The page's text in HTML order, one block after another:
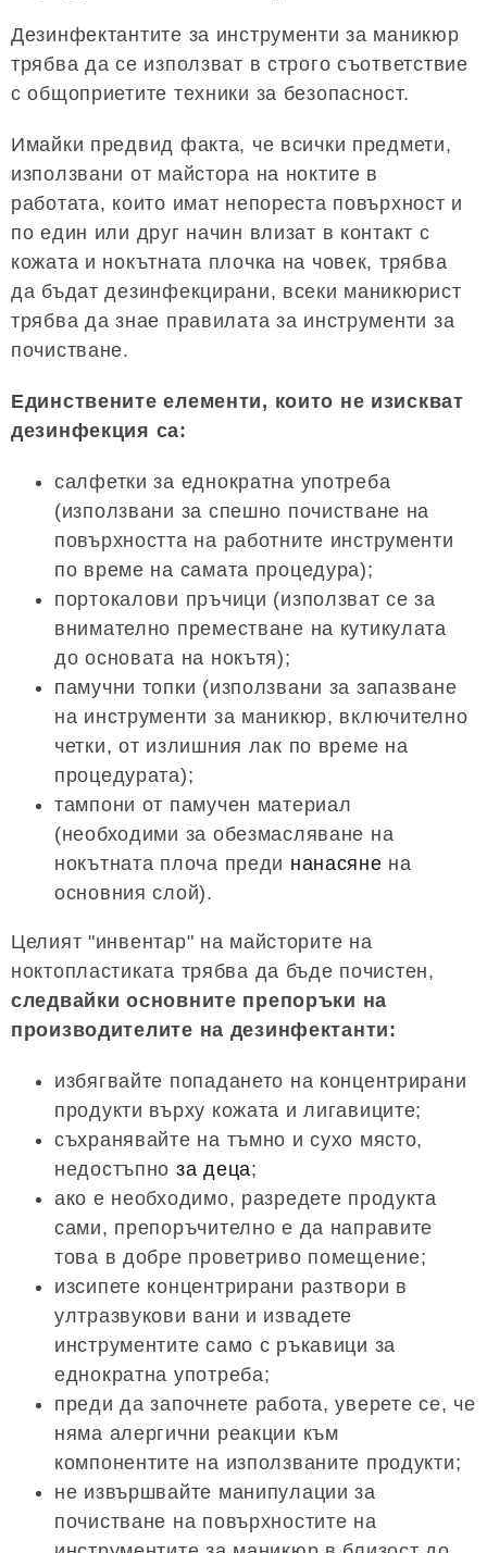
Дезинфектантите за инструменти за маникюр
трябва да се използват в строго съответствие
с общоприетите техники за безопасност.
Имайки предвид факта, че всички предмети,
използвани от майстора на ноктите в
работата, които имат непореста повърхност и
по един или друг начин влизат в контакт с
кожата и нокътната плочка на човек, трябва
да бъдат дезинфекцирани, всеки маникюрист
трябва да знае правилата за инструменти за
почистване.
Единствените елементи, които не изискват
дезинфекция са:
салфетки за еднократна употреба
(използвани за спешно почистване на
повърхността на работните инструменти
по време на самата процедура);
портокалови пръчици (използват се за
внимателно преместване на кутикулата
до основата на нокътя);
памучни топки (използвани за запазване
на инструменти за маникюр, включително
четки, от излишния лак по време на
процедурата);
тампони от памучен материал
(необходими за обезмасляване на
нокътната плоча преди нанасяне на
основния слой).
Целият "инвентар" на майсторите на
ноктопластиката трябва да бъде почистен,
следвайки основните препоръки на
производителите на дезинфектанти:
избягвайте попадането на концентрирани
продукти върху кожата и лигавиците;
съхранявайте на тъмно и сухо място,
недостъпно за деца;
ако е необходимо, разредете продукта
сами, препоръчително е да направите
това в добре проветриво помещение;
изсипете концентрирани разтвори в
ултразвукови вани и извадете
инструментите само с ръкавици за
еднократна употреба;
преди да започнете работа, уверете се, че
няма алергични реакции към
компонентите на използваните продукти;
не извършвайте манипулации за
почистване на повърхностите на